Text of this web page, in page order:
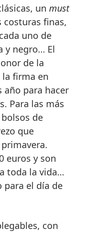
un must
costuras finas,
uno de
y negro… El
de la
firma en
año para hacer
Para las más
de
que
euros y son
toda la vida…
para el día de
con